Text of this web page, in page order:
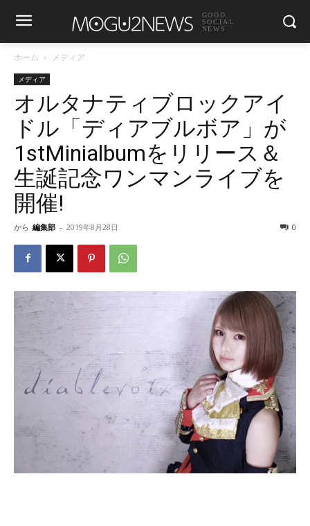
GOOD
SOCIAL
NEWS
ホーム メディア
メディア
オルタナティブロックアイ
ドル「ディアブルボア」が
1stMinialbumをリリース＆
生誕記念ワンマンライブを
開催!
から 編集部 - 2019年8月28日 0